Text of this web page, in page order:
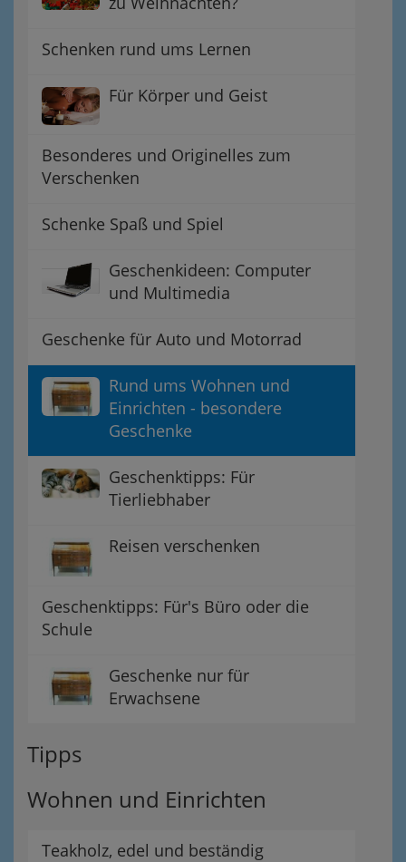
Schenken rund ums Lernen
Für Körper und Geist
Besonderes und Originelles zum
Verschenken
Schenke Spaß und Spiel
Geschenkideen: Computer
und Multimedia
Geschenke für Auto und Motorrad
Rund ums Wohnen und
Einrichten - besondere
Geschenke
Geschenktipps: Für
Tierliebhaber
Reisen verschenken
Geschenktipps: Für's Büro oder die
Schule
Geschenke nur für
Erwachsene
Tipps
Wohnen und Einrichten
Teakholz, edel und beständig